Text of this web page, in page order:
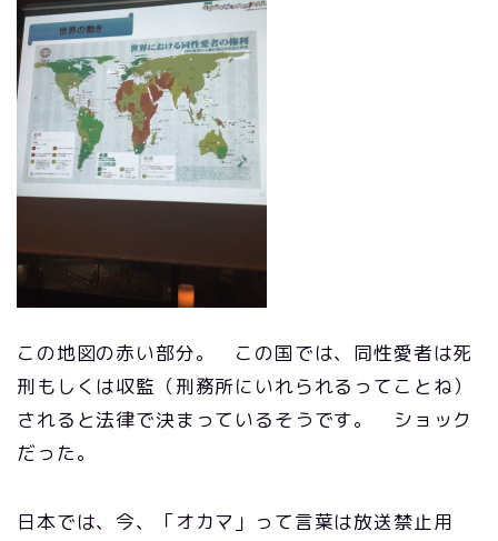
この地図の赤い部分。 この国では、同性愛者は死
刑もしくは収監（刑務所にいれられるってことね）
されると法律で決まっているそうです。 ショック
だった。
日本では、今、「オカマ」って言葉は放送禁止用